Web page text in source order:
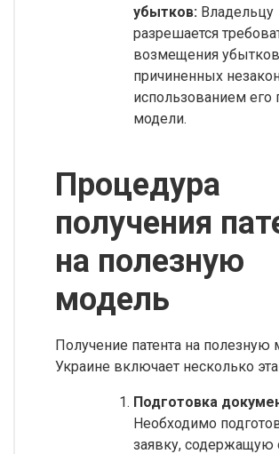
убытков: Владельцу
разрешается
возмещения
причиненных
использованием его
модели.
Процедура
получения
на полезную
модель
Получение патента на полезную
Украине включает несколько
Подготовка
Необходимо
заявку, содержащую